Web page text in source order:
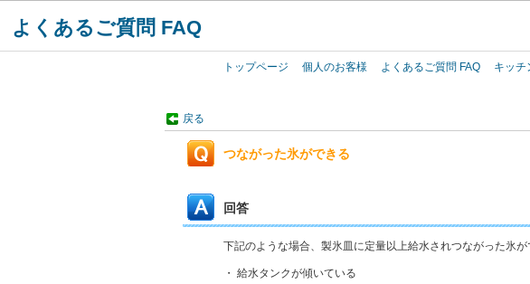
よくあるご質問 FAQ
トップページ 個人のお客様 よくあるご質問 FAQ キッチ
戻る
つながった氷ができる
回答
下記のような場合、製氷皿に定量以上給水されつながった氷が
・ 給水タンクが傾いている